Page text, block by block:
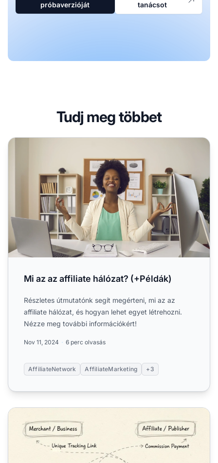
próbaverzióját
tanácsot
Tudj meg többet
Mi az az affiliate hálózat? (+Példák)
Mi az az affiliate hálózat? (+Példák)
Részletes útmutatónk segít megérteni, mi az az
affiliate hálózat, és hogyan lehet egyet létrehozni.
Nézze meg további információkért!
Nov 11, 2024 6 perc olvasás
AffiliateNetwork AffiliateMarketing +3
Hogyan működnek az affiliate programok?